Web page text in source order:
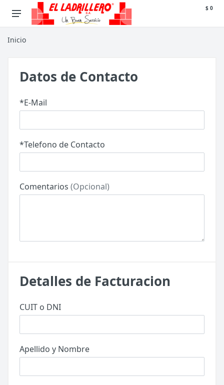
$ 0
Inicio
Datos de Contacto
*E-Mail
*Telefono de Contacto
Comentarios (Opcional)
Detalles de Facturacion
CUIT o DNI
Apellido y Nombre